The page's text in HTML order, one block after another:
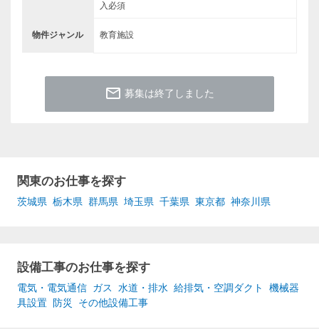
入必須
物件ジャンル 教育施設
mail_outline 募集は終了しました
関東のお仕事を探す
茨城県 栃木県 群馬県 埼玉県 千葉県 東京都 神奈川県
設備工事のお仕事を探す
電気・電気通信 ガス 水道・排水 給排気・空調ダクト
機械器
具設置 防災 その他設備工事